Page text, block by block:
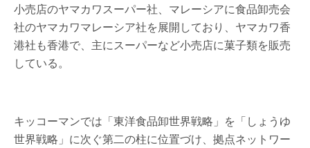
小売店のヤマカワスーパー社、マレーシアに食品卸売会
社のヤマカワマレーシア社を展開しており、ヤマカワ香
港社も香港で、主にスーパーなど小売店に菓子類を販売
している。
キッコーマンでは「東洋食品卸世界戦略」を「しょうゆ
世界戦略」に次ぐ第二の柱に位置づけ、拠点ネットワー